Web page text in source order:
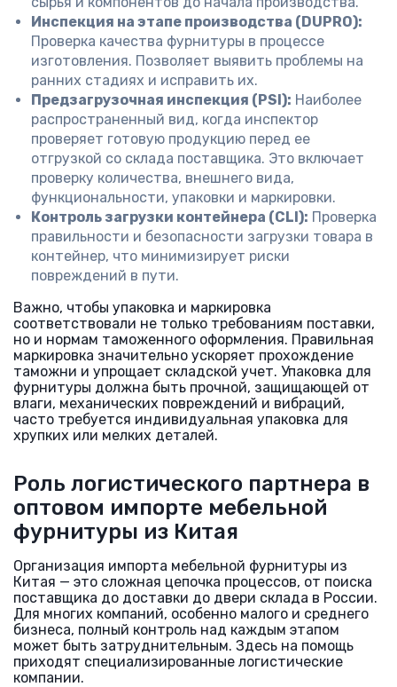
Инспекция на этапе производства (DUPRO):
Проверка качества фурнитуры в процессе
изготовления. Позволяет выявить проблемы на
ранних стадиях и исправить их.
Предзагрузочная инспекция (PSI): Наиболее
распространенный вид, когда инспектор
проверяет готовую продукцию перед ее
отгрузкой со склада поставщика. Это включает
проверку количества, внешнего вида,
функциональности, упаковки и маркировки.
Контроль загрузки контейнера (CLI): Проверка
правильности и безопасности загрузки товара в
контейнер, что минимизирует риски
повреждений в пути.
Важно, чтобы упаковка и маркировка
соответствовали не только требованиям поставки,
но и нормам таможенного оформления. Правильная
маркировка значительно ускоряет прохождение
таможни и упрощает складской учет. Упаковка для
фурнитуры должна быть прочной, защищающей от
влаги, механических повреждений и вибраций,
часто требуется индивидуальная упаковка для
хрупких или мелких деталей.
Роль логистического партнера в
оптовом импорте мебельной
фурнитуры из Китая
Организация импорта мебельной фурнитуры из
Китая — это сложная цепочка процессов, от поиска
поставщика до доставки до двери склада в России.
Для многих компаний, особенно малого и среднего
бизнеса, полный контроль над каждым этапом
может быть затруднительным. Здесь на помощь
приходят специализированные логистические
компании.